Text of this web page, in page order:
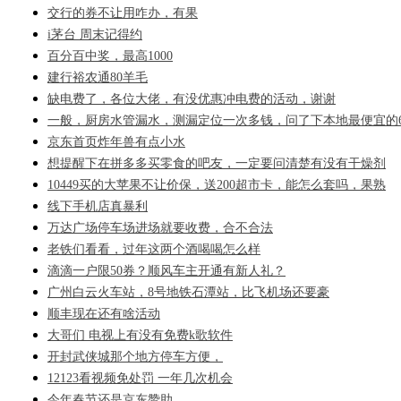
交行的券不让用咋办，有果
i茅台 周末记得约
百分百中奖，最高1000
建行裕农通80羊毛
缺电费了，各位大佬，有没优惠冲电费的活动，谢谢
一般，厨房水管漏水，测漏定位一次多钱，问了下本地最便宜
京东首页炸年兽有点小水
想提醒下在拼多多买零食的吧友，一定要问清楚有没有干燥剂
10449买的大苹果不让价保，送200超市卡，能怎么套吗，果熟
线下手机店真暴利
万达广场停车场进场就要收费，合不合法
老铁们看看，过年这两个酒喝喝怎么样
滴滴一户限50券？顺风车主开通有新人礼？
广州白云火车站，8号地铁石潭站，比飞机场还要豪
顺丰现在还有啥活动
大哥们 电视上有没有免费k歌软件
开封武侠城那个地方停车方便，
12123看视频免处罚 一年几次机会